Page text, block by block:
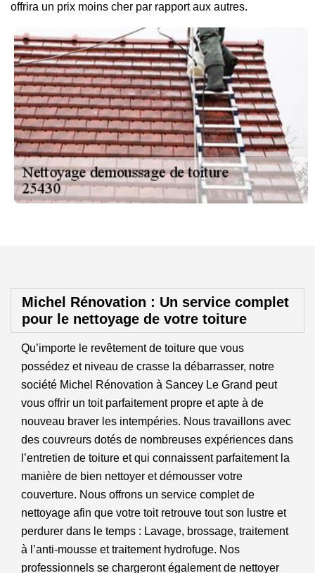
offrira un prix moins cher par rapport aux autres.
Michel Rénovation : Un service complet
pour le nettoyage de votre toiture
Qu’importe le revêtement de toiture que vous
possédez et niveau de crasse la débarrasser, notre
société Michel Rénovation à Sancey Le Grand peut
vous offrir un toit parfaitement propre et apte à de
nouveau braver les intempéries. Nous travaillons avec
des couvreurs dotés de nombreuses expériences dans
l’entretien de toiture et qui connaissent parfaitement la
manière de bien nettoyer et démousser votre
couverture. Nous offrons un service complet de
nettoyage afin que votre toit retrouve tout son lustre et
perdurer dans le temps : Lavage, brossage, traitement
à l’anti-mousse et traitement hydrofuge. Nos
professionnels se chargeront également de nettoyer